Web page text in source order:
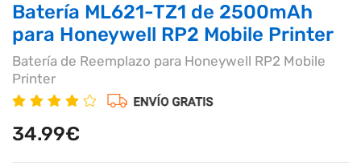
Batería ML621-TZ1 de 2500mAh
para Honeywell RP2 Mobile Printer
Batería de Reemplazo para Honeywell RP2 Mobile
Printer
34.99€